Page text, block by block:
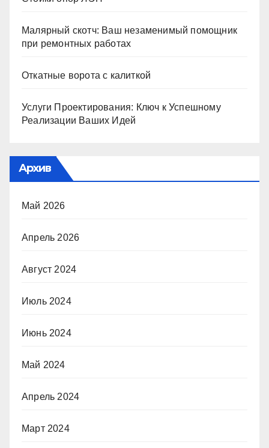
Малярный скотч: Ваш незаменимый помощник
при ремонтных работах
Откатные ворота с калиткой
Услуги Проектирования: Ключ к Успешному
Реализации Ваших Идей
Архив
Май 2026
Апрель 2026
Август 2024
Июль 2024
Июнь 2024
Май 2024
Апрель 2024
Март 2024